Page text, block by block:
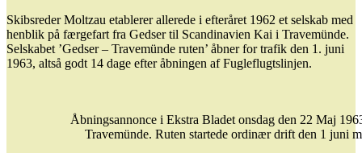
Skibsreder Moltzau etablerer allerede i efteråret 1962 et selskab med
henblik på færgefart fra Gedser til Scandinavien Kai i Travemünde.
Selskabet ’Gedser – Travemünde ruten’ åbner for trafik den 1. juni
1963, altså godt 14 dage efter åbningen af Fugleflugtslinjen.
Åbningsannonce i Ekstra Bladet onsdag den 22 Maj
Travemünde. Ruten startede ordinær drift den 1 juni